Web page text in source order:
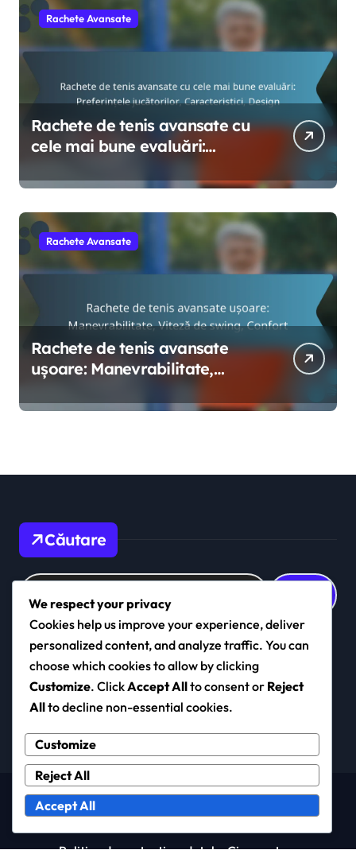
Rachete Avansate
Rachete de tenis avansate cu
cele mai bune evaluări:
Caracteristici, Design
Rachete Avansate
Rachete de tenis avansate
ușoare: Manevrabilitate,
Căutare
Search
for:
galaxseatravel.ro
Copyright © All rights reserved
by
Themeansar.
We respect your privacy
Cookies help us improve your experience, deliver
personalized content, and analyze traffic. You can
choose which cookies to allow by clicking
Customize. ClickAccept Allto consent or Reject
Allto decline non-essential cookies.
Customize
Reject All
Accept All